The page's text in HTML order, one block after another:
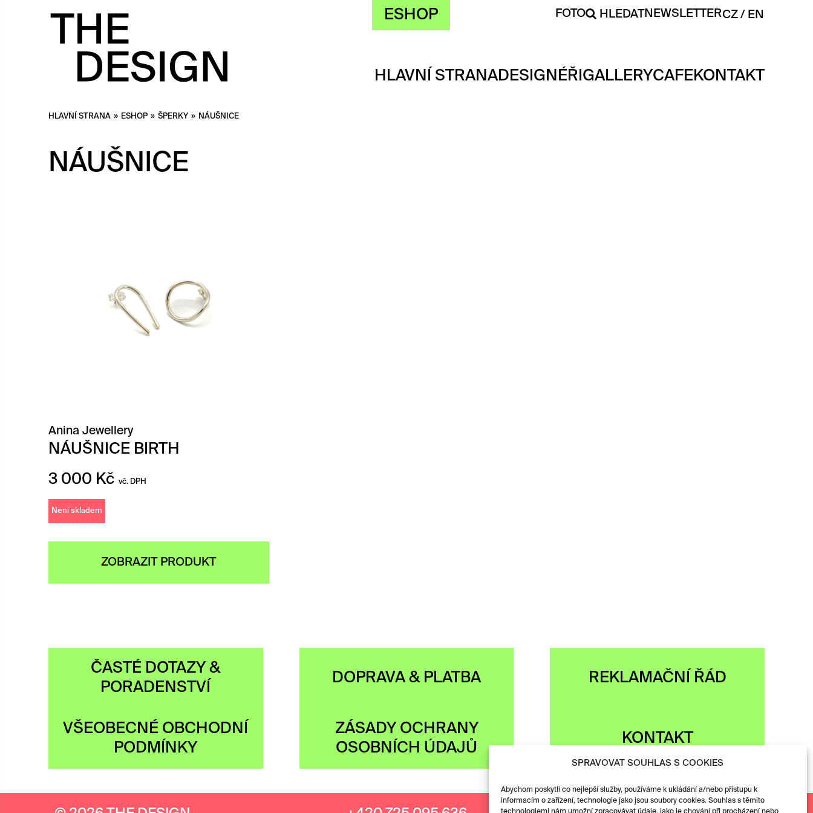
SPRAVOVAT SOUHLAS S COOKIES
Abychom poskytli co nejlepší služby, používáme k ukládání a/nebo přístupu k
informacím o zařízení, technologie jako jsou soubory cookies. Souhlas s těmito
ESHOP FOTO HLEDATNEWSLETTERCZ EN
HLAVNÍ STRANADESIGNÉŘIGALLERYCAFEKONTAKT
HLAVNÍ STRANA » ESHOP » ŠPERKY » NÁUŠNICE
NÁUŠNICE
Anina Jewellery
NÁUŠNICE BIRTH
3 000 Kč vč. DPH
Není skladem
ZOBRAZIT PRODUKT
ČASTÉ DOTAZY &
PORADENSTVÍ
DOPRAVA & PLATBA REKLAMAČNÍ ŘÁD
VŠEOBECNÉ OBCHODNÍ
PODMÍNKY
ZÁSADY OCHRANY
OSOBNÍCH ÚDAJŮ
KONTAKT